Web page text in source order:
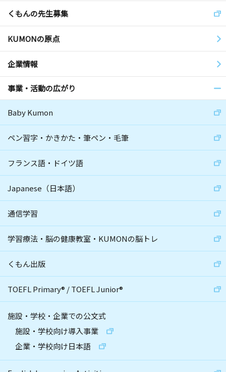
くもんの先生募集
KUMONの原点
企業情報
事業・活動の広がり
Baby Kumon
ペン習字・かきかた・筆ペン・毛筆
フランス語・ドイツ語
Japanese（日本語）
通信学習
学習療法・脳の健康教室・KUMONの脳トレ
くもん出版
TOEFL Primary® /TOEFL Junior®
施設・学校・企業での公文式
施設・学校向け導入事業
企業・学校向け日本語